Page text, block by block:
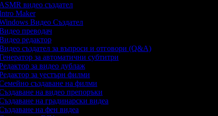
видео създател
Maker
Видео Създател
преводач
редактор
създател за въпроси и отговори (Q&A)
за автоматични субтитри
за видео дублаж
за уестърн филми
създаване на филми
на видео препоръки
на градинарски видеа
на фен видеа